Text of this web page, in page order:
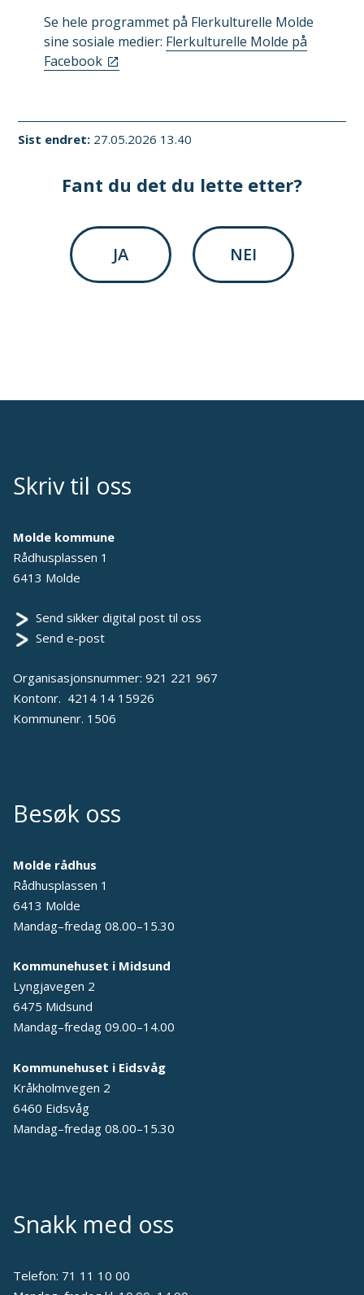
Se hele programmet på Flerkulturelle Molde
sine sosiale medier: Flerkulturelle Molde på
Facebook
Sist endret 27.05.2026 13.40
Fant du det du lette etter?
JA NEI
Skriv til oss
Molde kommune
Rådhusplassen 1
6413 Molde
Send sikker digital post til oss
Send e-post
Organisasjonsnummer: 921 221 967
Kontonr. 4214 14 15926
Kommunenr. 1506
Besøk oss
Molde rådhus
Rådhusplassen 1
6413 Molde
Mandag–fredag 08.00–15.30
Kommunehuset i Midsund
Lyngjavegen 2
6475 Midsund
Mandag–fredag 09.00–14.00
Kommunehuset i Eidsvåg
Kråkholmvegen 2
6460 Eidsvåg
Mandag–fredag 08.00–15.30
Snakk med oss
Telefon: 71 11 10 00